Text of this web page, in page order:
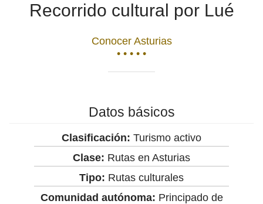
Recorrido cultural por Lué
Conocer Asturias
• • • • •
Datos básicos
Clasificación: Turismo activo
Clase: Rutas en Asturias
Tipo: Rutas culturales
Comunidad autónoma: Principado de